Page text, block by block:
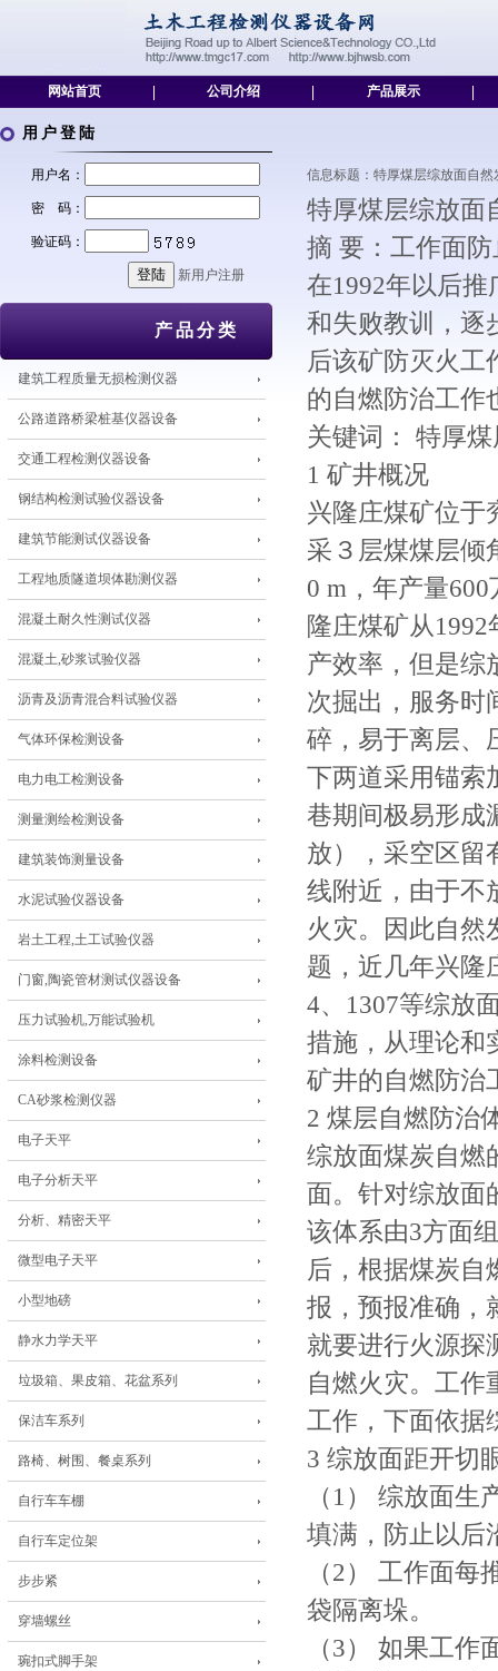
网站首页 公司介绍 产品展示
用户登陆
用户名：
密 码：
验证码：
新用户注册
产品分类
建筑工程质量无损检测仪器
公路道路桥梁桩基仪器设备
交通工程检测仪器设备
钢结构检测试验仪器设备
建筑节能测试仪器设备
工程地质隧道坝体勘测仪器
混凝土耐久性测试仪器
混凝土,砂浆试验仪器
沥青及沥青混合料试验仪器
气体环保检测设备
电力电工检测设备
测量测绘检测设备
建筑装饰测量设备
水泥试验仪器设备
岩土工程,土工试验仪器
门窗,陶瓷管材测试仪器设备
压力试验机,万能试验机
涂料检测设备
CA砂浆检测仪器
电子天平
电子分析天平
分析、精密天平
微型电子天平
小型地磅
静水力学天平
垃圾箱、果皮箱、花盆系列
保洁车系列
路椅、树围、餐桌系列
自行车车棚
自行车定位架
步步紧
穿墙螺丝
琬扣式脚手架
信息标题：特厚煤层综放面自然
特厚煤层综放面
摘 要：工作面
在1992年以后
和失败教训，逐
后该矿防灭火工
的自燃防治工
关键词： 特厚
1 矿井概况
兴隆庄煤矿位于
采３层煤煤层倾
0 m，年产量
隆庄煤矿从
产效率，但是
次掘出，服务时
碎，易于离层、
下两道采用锚索
巷期间极易形成
放），采空区留
线附近，由于不
火灾。因此自然
题，近几年兴隆
4、1307等综放
措施，从理论和
矿井的自燃防治
2 煤层自燃防治
综放面煤炭自燃
面。针对综放面
该体系由3方面
后，根据煤炭自
报，预报准确，
就要进行火源探
自燃火灾。工作
工作，下面依据
3 综放面距开切
（1） 综放面
填满，防止以后
（2） 工作面
袋隔离垛。
（3） 如果工